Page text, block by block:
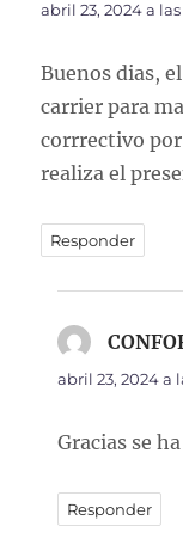
abril 23, 2024 a
Buenos dias,
carrier para
corrrectivo
realiza el
Responder
abril 23, 2024 a
Gracias se
Responder